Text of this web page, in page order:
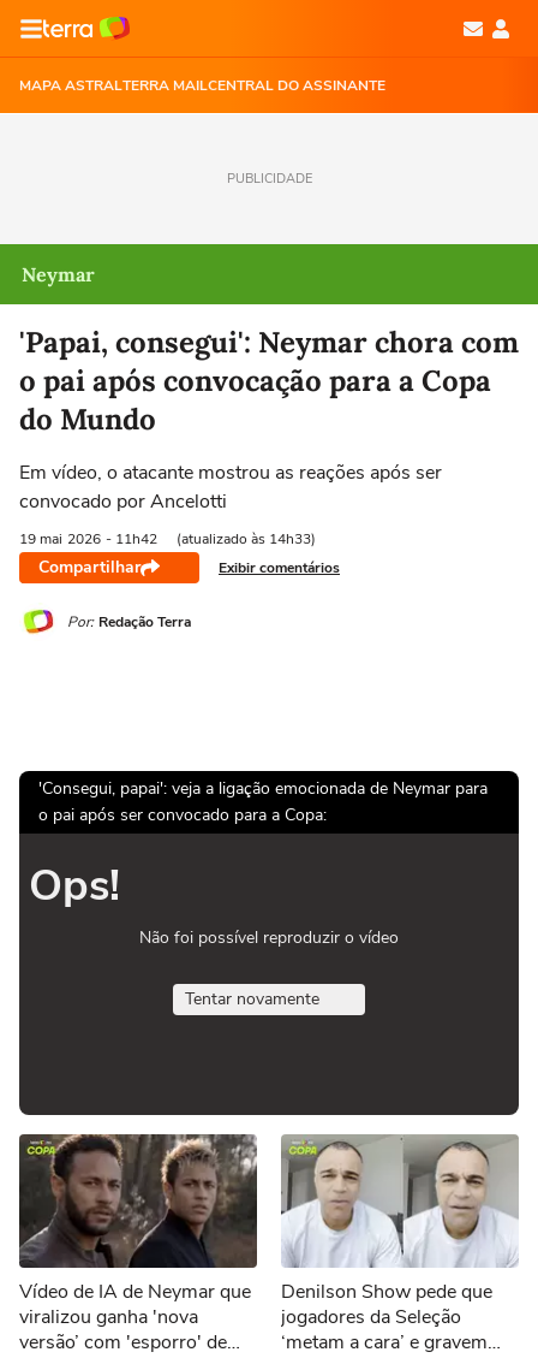
MAPA ASTRALTERRA MAILCENTRAL DO ASSINANTE
PUBLICIDADE
Neymar
'Papai, consegui': Neymar chora com
o pai após convocação para a Copa
do Mundo
Em vídeo, o atacante mostrou as reações após ser
convocado por Ancelotti
19 mai 2026 - 11h42 (atualizado às 14h33)
Compartilhar Exibir comentários
Por: Redação Terra
'Consegui, papai': veja a ligação emocionada de Neymar para
o pai após ser convocado para a Copa:
Ops!
Não foi possível reproduzir o vídeo
Tentar novamente
Vídeo de IA de Neymar que
viralizou ganha 'nova
versão’ com 'esporro' de
Denilson Show pede que
jogadores da Seleção
‘metam a cara’ e gravem